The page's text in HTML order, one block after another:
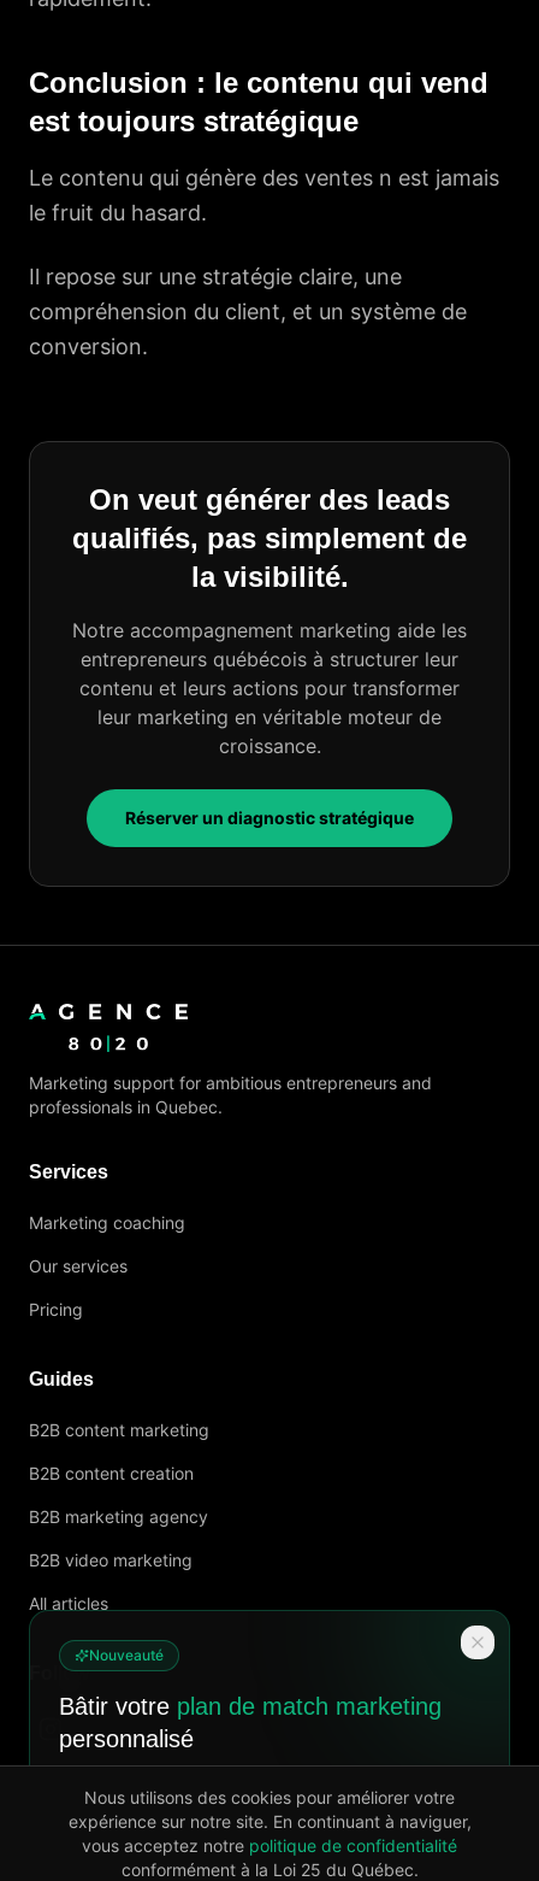
Conclusion : le contenu qui vend
est toujours stratégique
Le contenu qui génère des ventes n est jamais
le fruit du hasard.
Il repose sur une stratégie claire, une
compréhension du client, et un système de
conversion.
On veut générer des leads
qualifiés, pas simplement de
la visibilité.
Notre accompagnement marketing aide les
entrepreneurs québécois à structurer leur
contenu et leurs actions pour transformer
leur marketing en véritable moteur de
croissance.
Réserver un diagnostic stratégique
Marketing support for ambitious entrepreneurs and
professionals in Quebec.
Services
Marketing coaching
Our services
Pricing
Guides
B2B content marketing
B2B content creation
B2B marketing agency
B2B video marketing
All articles
Follow us
Privacy policy
©2026Agence 8020.All rights reserved.
Nouveauté
Bâtir votre plan de match marketing
personnalisé
plus de clients, livré en 7 jours.
Découvrir
Nous utilisons des cookies pour améliorer votre
expérience sur notre site. En continuant à naviguer,
vous acceptez notre politique de confidentialité
conformément à la Loi 25 du Québec.